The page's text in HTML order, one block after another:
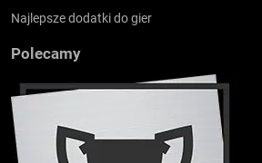
Najlepsze dodatki do gier
Polecamy